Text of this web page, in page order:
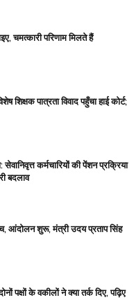
चमत्कारी परिणाम मिलते हैं
शिक्षक पात्रता विवाद पहुँचा हाई कोर्ट;
कर्मचारियों की पेंशन प्रक्रिया
बदलाव
आंदोलन शुरू, मंत्री उदय प्रताप सिंह
पक्षों के वकीलों ने क्या तर्क दिए, पढ़िए